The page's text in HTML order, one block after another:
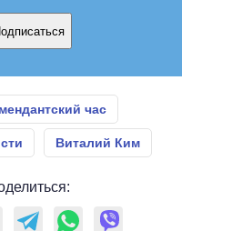
час
Виталий Ким